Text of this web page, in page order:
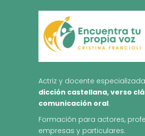
Actriz y docente
dicción castellana, verso
comunicación oral.
Formación para actores,
empresas y particulares.